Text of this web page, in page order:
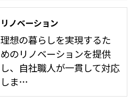
リノベーション
理想の暮らしを実現するた
めのリノベーションを提供
し、自社職人が一貫して対応
しま…